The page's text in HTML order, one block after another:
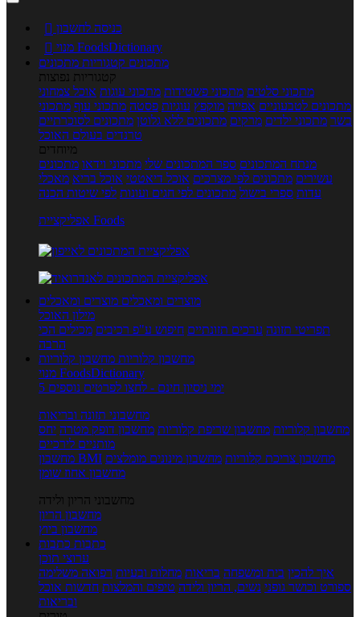
 כניסה לחשבון

מנוי FoodsDictionary
מתכונים קטגוריות מתכונים
קטגוריות נפוצות
מתכוני סלטים מתכוני פשטידות מתכוני עוגות אוכל צמחוני
מתכונים לטבעוניים אפייה מוקפץ עוגיות פסטה מתכוני עוף מתכוני
בשר מתכוני ילדים מרקים מתכונים ללא גלוטן מתכונים לסוכרתיים
טרנדים בעולם האוכל
מיוחדים
מנתח המתכונים ספר המתכונים שלי מתכוני וידאו מתכונים
עשירים מתכונים לפי מצרכים אוכל דיאטטי אוכל בריא מאכלי
עדות ספרי בישול מתכונים לפי חגים ועונות לפי שיטות הכנה
אפליקציית Foods
מוצרים ומאכלים מוצרים ומאכלים
מילון האוכל
תפריטי תזונה ערכים תזונתיים חיפוש ע"פ רכיבים מכילים הכי
הרבה
מחשבון קלוריות מחשבון קלוריות
מנוי FoodsDictionary
5 ימי ניסיון חינם - לחצו לפרטים נוספים
מחשבוני תזונה ובריאות
מחשבון קלוריות מחשבון שריפת קלוריות מחשבון דופק מטרה יחס
מותניים לירכיים
מחשבון BMI
מחשבון צריכת קלוריות מחשבון מינונים מומלצים
מחשבון אחוז שומן
מחשבוני הריון ולידה
מחשבון הריון
מחשבון ביוץ
כתבות כתבות
ערוצי תוכן
איך להכין בית ומשפחה בריאות מחלות ובעיות רפואה משלימה
ספורט וכושר גופני נשים, הריון ולידה טיפים והמלצות חדשות אוכל
ובריאות